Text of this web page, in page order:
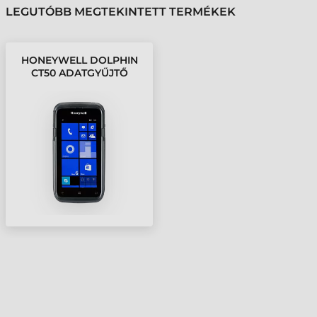
LEGUTÓBB MEGTEKINTETT TERMÉKEK
HONEYWELL DOLPHIN
CT50 ADATGYŰJTŐ